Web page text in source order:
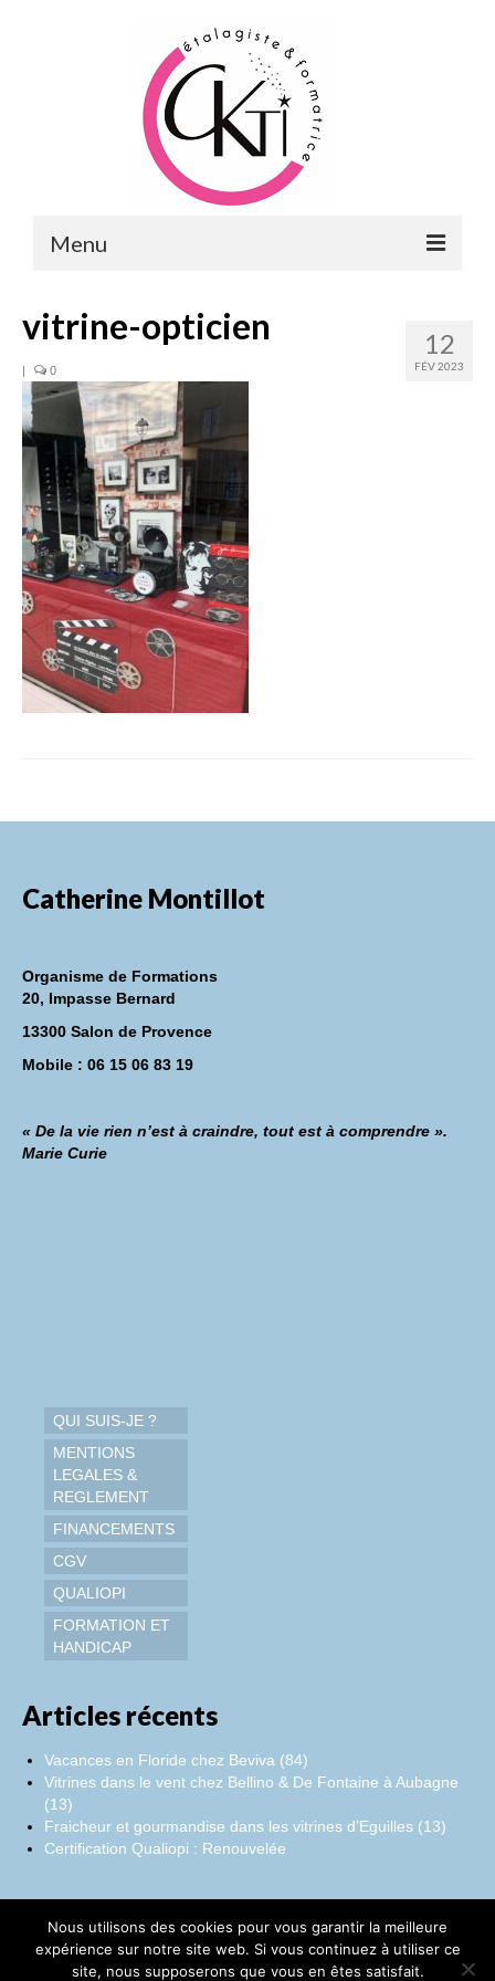
Menu
FORMATIONS
FORMATIONS DU POINT DE VENTE
MERCHANDISING & VITRINES
FORMATIONS RH
FORMATIONS DE FORMATEURS
CONSEILS & PRESTATIONS
REALISATIONS
CONTACT
12
FÉV 2023
vitrine-opticien
| 0
Catherine Montillot
Organisme de Formations
20, Impasse Bernard
13300 Salon de Provence
Mobile : 06 15 06 83 19
« De la vie rien n’est à craindre, tout est à comprendre ».
Marie Curie
QUI SUIS-JE ?
MENTIONS
LEGALES &
REGLEMENT
FINANCEMENTS
CGV
QUALIOPI
FORMATION ET
HANDICAP
Articles récents
Vacances en Floride chez Beviva (84)
Vitrines dans le vent chez Bellino & De Fontaine à Aubagne
(13)
Fraicheur et gourmandise dans les vitrines d’Eguilles (13)
Certification Qualiopi : Renouvelée
Facebook
Instagram
LinkedIn
Nous utilisons des cookies pour vous garantir la meilleure
expérience sur notre site web. Si vous continuez à utiliser ce
site, nous supposerons que vous en êtes satisfait.